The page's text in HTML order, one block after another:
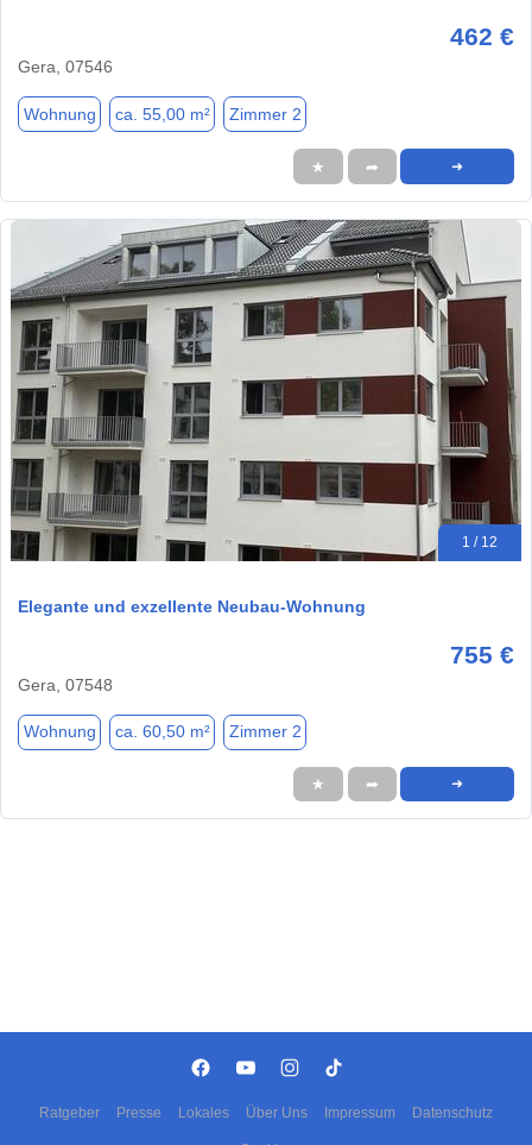
462 €
Gera, 07546
Wohnung ca. 55,00 m² Zimmer 2
★ ➦ ➜
1 / 12
Elegante und exzellente Neubau-Wohnung
755 €
Gera, 07548
Wohnung ca. 60,50 m² Zimmer 2
★ ➦ ➜
Ratgeber Presse Lokales Über Uns Impressum Datenschutz